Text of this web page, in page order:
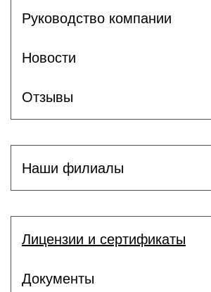
Руководство компании
Новости
Отзывы
Наши филиалы
Лицензии и сертификаты
Документы